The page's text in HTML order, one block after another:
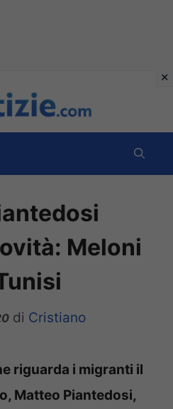
Meloni
di Cristiano
riguarda i migranti il
Matteo Piantedosi,